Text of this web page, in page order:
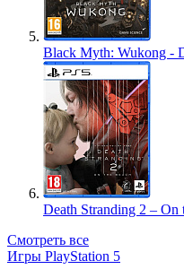
Black Myth: Wukong -
Death Stranding 2 – On
Смотреть все
Игры PlayStation 5